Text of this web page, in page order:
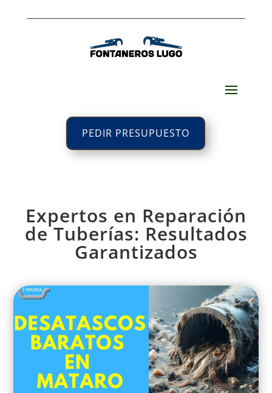
PEDIR PRESUPUESTO
Expertos en Reparación
de Tuberías: Resultados
Garantizados